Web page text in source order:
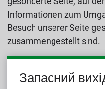
Informationen zum
Besuch unserer Seite
zusammengestellt sind.
Mehr Informationen
Запасний